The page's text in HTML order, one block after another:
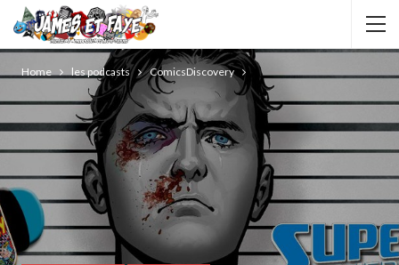
Home les podcasts ComicsDiscovery